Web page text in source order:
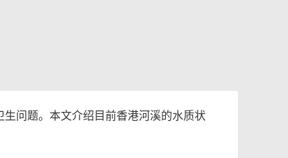
问题。本文介绍目前香港河溪的水质状